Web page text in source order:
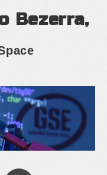
Bezerra,